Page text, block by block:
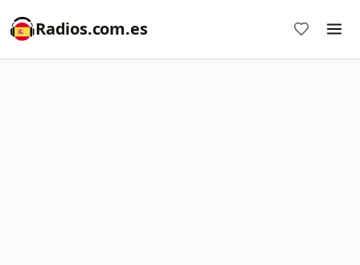
Radios.com.es